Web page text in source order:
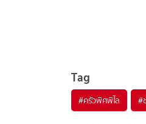
Tag
#ครัวพิศพิไล #